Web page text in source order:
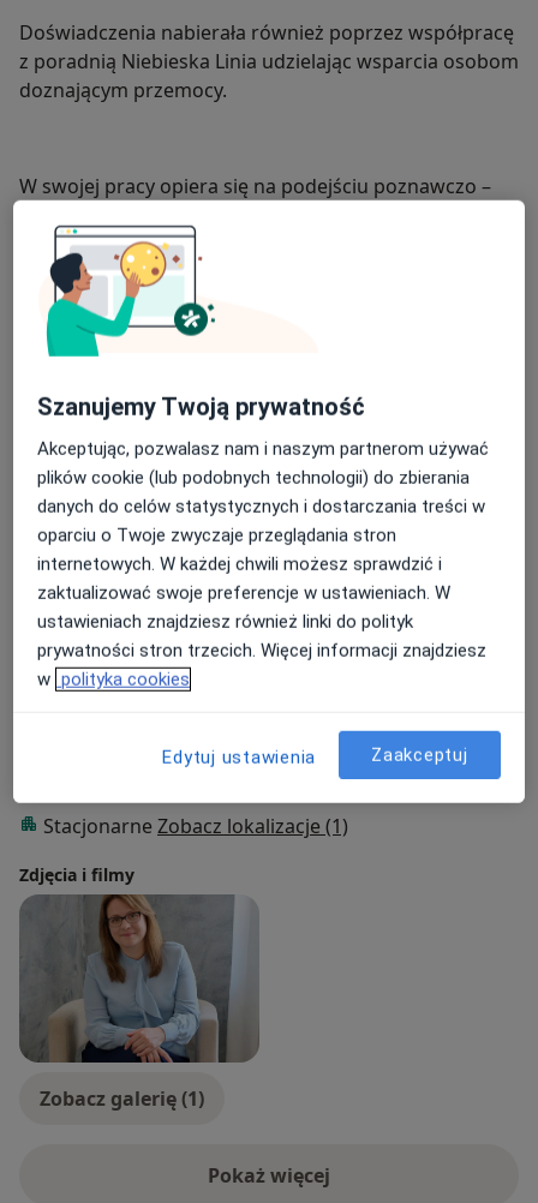
Doświadczenia nabierała również poprzez współpracę
z poradnią Niebieska Linia udzielając wsparcia osobom
doznającym przemocy.
W swojej pracy opiera się na podejściu poznawczo –
psychoterapii. W relacji terapeutycznej najważniejsze
jest dla niej empatyczne wsłuchanie się w drugą
osobę, budowanie atmosfery zrozumienia i wsparcia
oraz indywidualne podejście do potrzeb osoby
uczestniczącej w terapii. Swój styl pracy łączy z
człowieka.
Stale rozwija swoje umiejętności przez uczestnictwo w
dodatkowych kursach, pracuje pod regularną
superwizją. Jest członkiem Polskiego Towarzystwa
Terapii Poznawczo-Behawioralnej.
więcejO mnie
Główne obszary pomocy
Niskie poczucie własnej wartości
Depresja
a11y_sr_more_diseases
Stacjonarne Zobacz lokalizacje (1)
Zdjęcia i filmy
Zobacz galerię (1)
Pokaż więcejo doświadczeniu
Szanujemy Twoją prywatność
Akceptując, pozwalasz nam i naszym partnerom używać
plików cookie (lub podobnych technologii) do zbierania
danych do celów statystycznych i dostarczania treści w
oparciu o Twoje zwyczaje przeglądania stron
internetowych. W każdej chwili możesz sprawdzić i
zaktualizować swoje preferencje w ustawieniach. W
ustawieniach znajdziesz również linki do polityk
prywatności stron trzecich. Więcej informacji znajdziesz
w polityka cookies
Edytuj ustawienia Zaakceptuj